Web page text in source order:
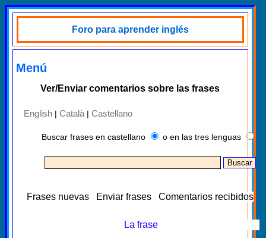
Foro para aprender inglés
Menú
Ver/Enviar comentarios sobre las frases
English | Català | Castellano
Buscar frases en castellano o en las tres lenguas
Frases nuevas Enviar frases Comentarios recibidos
La frase